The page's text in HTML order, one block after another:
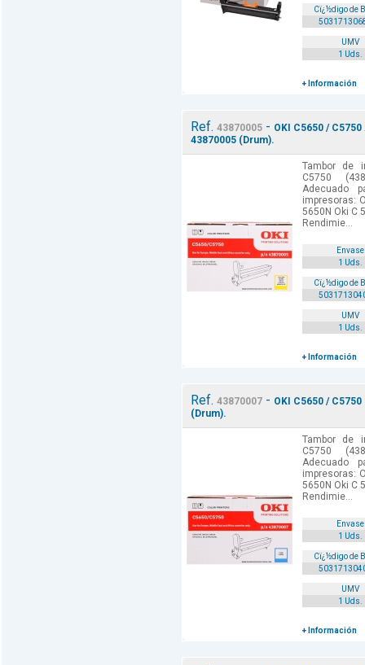
Cï¿½digo de
UMV
1 Uds.
+ Información
Ref. 43870005- OKI C5650 /
43870005 (Drum).
Tambor de
C5750
Adecuado
impresoras:
5650N Oki C
Rendimie...
Envase
1 Uds.
Cï¿½digo de
UMV
1 Uds.
+ Información
Ref. 43870007- OKI C5650 /
(Drum).
Tambor de
C5750
Adecuado
impresoras:
5650N Oki C
Rendimie...
Envase
1 Uds.
Cï¿½digo de
UMV
1 Uds.
+ Información